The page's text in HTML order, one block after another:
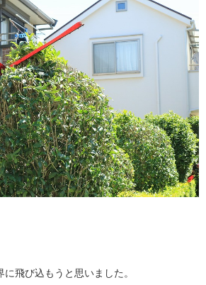
飛び込もうと思いました。